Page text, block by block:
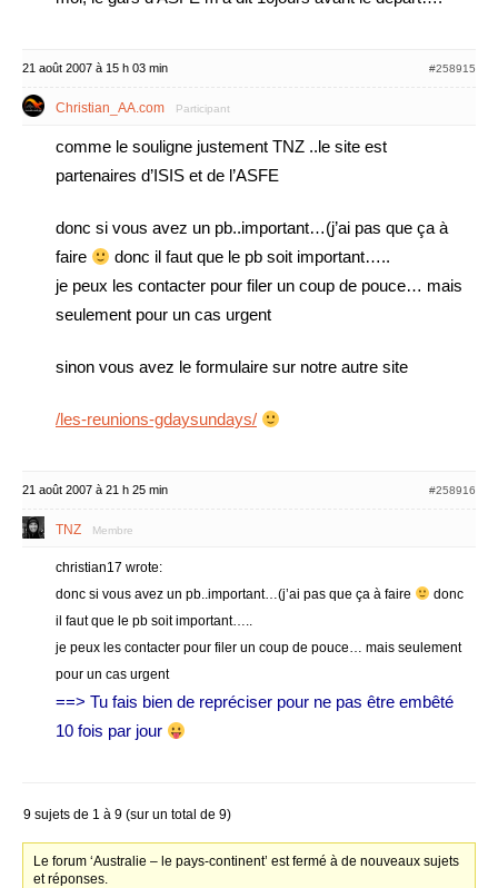
21 août 2007 à 15 h 03 min #258915
Christian_AA.com Participant
comme le souligne justement TNZ ..le site est
partenaires d’ISIS et de l’ASFE
donc si vous avez un pb..important…(j’ai pas que ça à
faire
donc il faut que le pb soit important…..
je peux les contacter pour filer un coup de pouce… mais
seulement pour un cas urgent
sinon vous avez le formulaire sur notre autre site
/les-reunions-gdaysundays/
21 août 2007 à 21 h 25 min #258916
TNZ Membre
christian17 wrote:
donc si vous avez un pb..important…(j’ai pas que ça à faire
donc
il faut que le pb soit important…..
je peux les contacter pour filer un coup de pouce… mais seulement
pour un cas urgent
==> Tu fais bien de repréciser pour ne pas être embêté
10 fois par jour
9 sujets de 1 à 9 (sur un total de 9)
Le forum ‘Australie – le pays-continent’ est fermé à de nouveaux sujets
et réponses.